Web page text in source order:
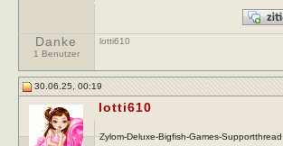
Danke
1 Benutzer
lotti610
30.06.25, 00:19
lotti610
Zylom-Deluxe-Bigfish-Games-Supportthread